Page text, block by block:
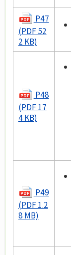
P47
(PDF 52
2 KB)
P48
(PDF 17
4 KB)
P49
(PDF 1.2
8 MB)